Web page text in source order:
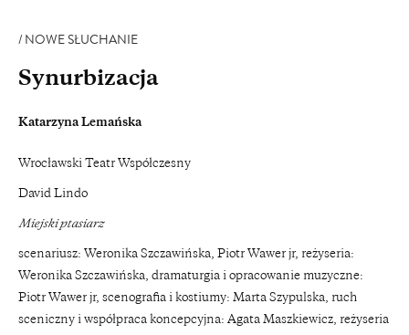
NOWE SŁUCHANIE
Synurbizacja
Katarzyna Lemańska
Wrocławski Teatr Współczesny
David Lindo
Miejski ptasiarz
scenariusz: Weronika Szczawińska, Piotr Wawer jr, reżyseria:
Weronika Szczawińska, dramaturgia i opracowanie muzyczne:
Piotr Wawer jr, scenografia i kostiumy: Marta Szypulska, ruch
sceniczny i współpraca koncepcyjna: Agata Maszkiewicz, reżyseria